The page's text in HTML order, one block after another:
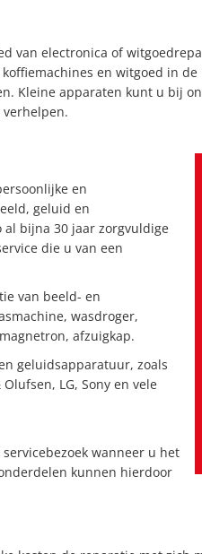
van electronica of
en witgoed in
Kleine apparaten kunt u bij
en
geluid en
bijna 30 jaar zorgvuldige
die u van een
van beeld- en
wasdroger,
afzuigkap.
geluidsapparatuur, zoals
LG, Sony en vele
wanneer u het
kunnen hierdoor